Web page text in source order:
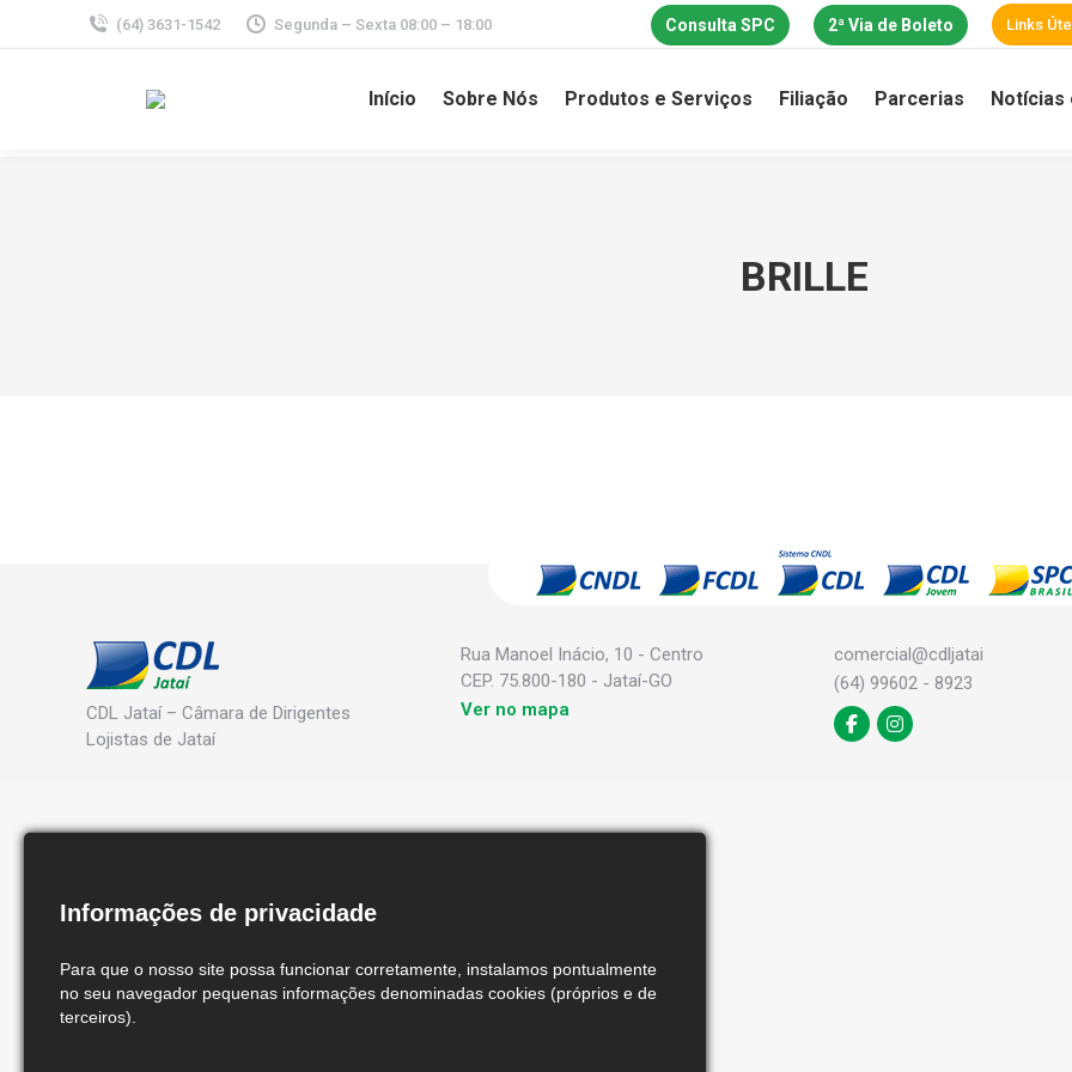
(64) 3631-1542 Segunda – Sexta 08:00 – 18:00 Consulta SPC 2ª Via de Boleto Links
Início Sobre Nós Produtos e Serviços Filiação Parcerias Notícias
BRILLE
CDL Jataí – Câmara de Dirigentes
Lojistas de Jataí
Rua Manoel Inácio, 10 - Centro
CEP. 75.800-180 - Jataí-GO
Ver no mapa
comercial@cdljatai
(64) 99602 - 8923
Informações de privacidade
Para que o nosso site possa funcionar corretamente, instalamos pontualmente
no seu navegador pequenas informações denominadas cookies (próprios e de
terceiros).